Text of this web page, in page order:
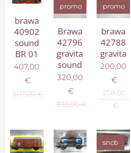
brawa
40902
sound
BR 01
407,00
€
507,00€
Brawa
42796
gravita
sound
promo
320,00
€
392,00€
brawa
42788
gravita
promo
200,00
€
258,00
€
sncb